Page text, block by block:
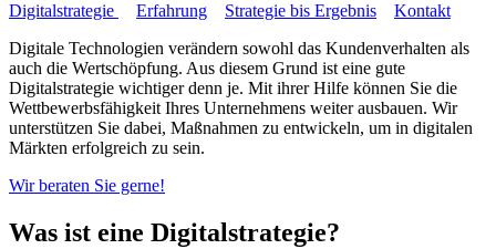
Digitalstrategie
Erfahrung Strategie bis Ergebnis
Kontakt
Digitale Technologien verändern sowohl das Kundenverhalten als
auch die Wertschöpfung. Aus diesem Grund ist eine gute
Digitalstrategie wichtiger denn je. Mit ihrer Hilfe können Sie die
Wettbewerbsfähigkeit Ihres Unternehmens weiter ausbauen. Wir
unterstützen Sie dabei, Maßnahmen zu entwickeln, um in digitalen
Märkten erfolgreich zu sein.
Wir beraten Sie gerne!
Was ist eine Digitalstrategie?